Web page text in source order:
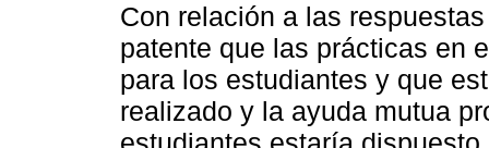
Con relación a las
patente que las prácticas en
para los estudiantes y que
realizado y la ayuda mutua